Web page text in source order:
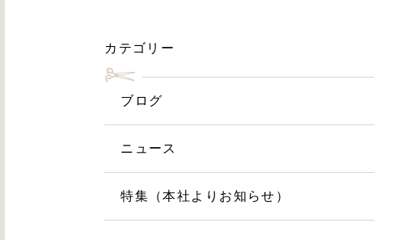
カテゴリー
ブログ
ニュース
特集（本社よりお知らせ）